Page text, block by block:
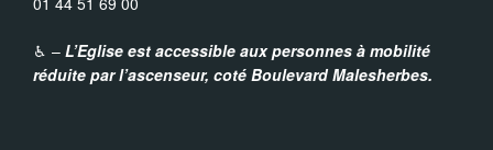
♿︎ – L’Eglise est accessible aux personnes à mobilité
réduite par l’ascenseur, coté Boulevard Malesherbes.